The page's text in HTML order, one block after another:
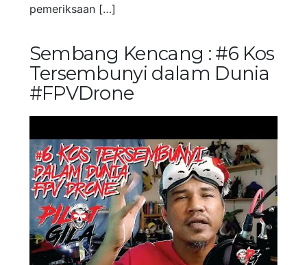
pemeriksaan […]
Sembang Kencang : #6 Kos
Tersembunyi dalam Dunia
#FPVDrone